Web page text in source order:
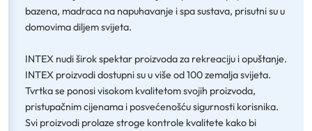
bazena, madraca na napuhavanje i spa sustava, prisutni su u
domovima diljem svijeta.
INTEX nudi širok spektar proizvoda za rekreaciju i opuštanje.
INTEX proizvodi dostupni su u više od 100 zemalja svijeta.
Tvrtka se ponosi visokom kvalitetom svojih proizvoda,
pristupačnim cijenama i posvećenošću sigurnosti korisnika.
Svi proizvodi prolaze stroge kontrole kvalitete kako bi